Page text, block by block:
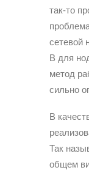
так-то
сетевой
В для
метод
сильно
В
Так
общем